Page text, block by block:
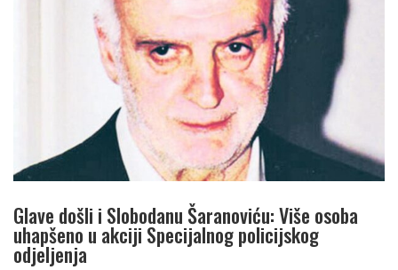
Glave došli i Slobodanu Šaranoviću: Više osoba
uhapšeno u akciji Specijalnog policijskog
odjeljenja